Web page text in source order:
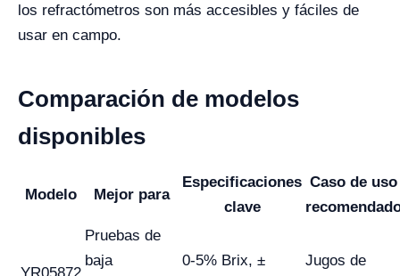
los refractómetros son más accesibles y fáciles de
usar en campo.
Comparación de modelos
disponibles
Modelo Mejor para
Especificaciones
clave
Caso de uso
YR05872
Pruebas de
baja
0-5% Brix, ±
Jugos de